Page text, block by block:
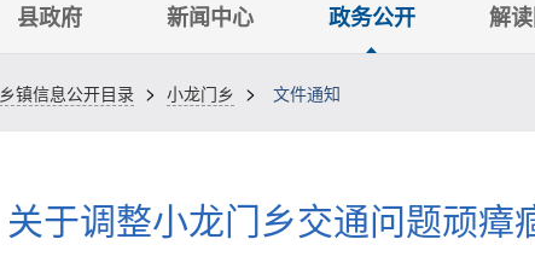
县政府 新闻中心 政务公开 解
乡镇信息公开目录 > 小龙门乡 > 文件通知
关于调整小龙门乡交通问题顽